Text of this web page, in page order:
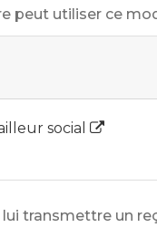
peut utiliser ce
social
transmettre un